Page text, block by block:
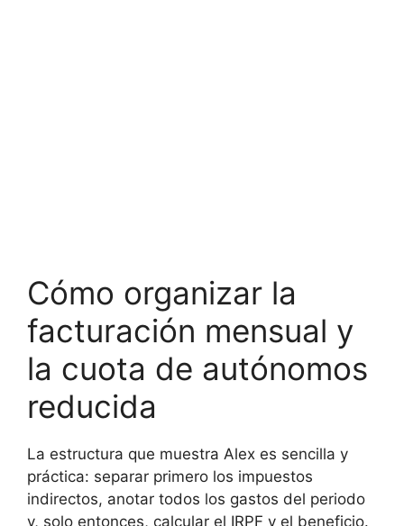
Cómo organizar la
facturación mensual y
la cuota de autónomos
reducida
La estructura que muestra Alex es sencilla y
práctica: separar primero los impuestos
indirectos, anotar todos los gastos del periodo
y, solo entonces, calcular el IRPF y el beneficio.